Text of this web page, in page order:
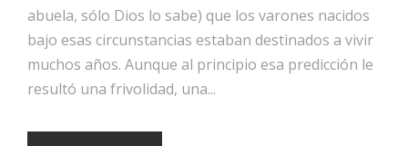
abuela, sólo Dios lo sabe) que los varones nacidos
bajo esas circunstancias estaban destinados a vivir
muchos años. Aunque al principio esa predicción le
resultó una frivolidad, una...